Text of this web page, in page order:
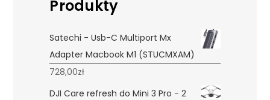
Produkty
Satechi - Usb-C Multiport Mx
Adapter Macbook M1 (STUCMXAM)
728,00zł
DJI Care refresh do Mini 3 Pro - 2